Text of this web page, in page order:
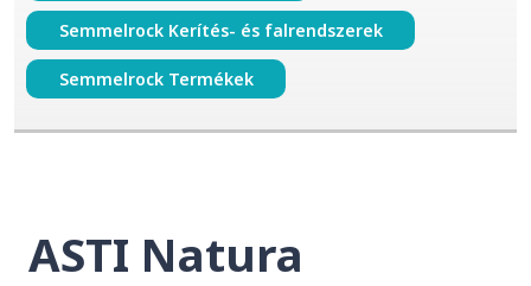
Semmelrock Kerítés- és falrendszerek
Semmelrock Termékek
ASTI Natura